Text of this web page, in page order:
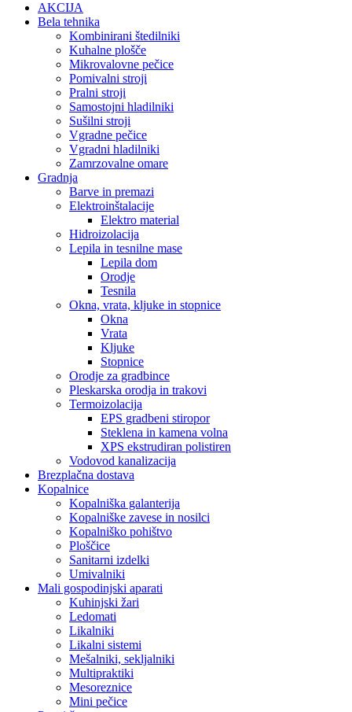
AKCIJA
Bela tehnika
Kombinirani štedilniki
Kuhalne plošče
Mikrovalovne pečice
Pomivalni stroji
Pralni stroji
Samostojni hladilniki
Sušilni stroji
Vgradne pečice
Vgradni hladilniki
Zamrzovalne omare
Gradnja
Barve in premazi
Elektroinštalacije
Elektro material
Hidroizolacija
Lepila in tesnilne mase
Lepila dom
Orodje
Tesnila
Okna, vrata, kljuke in stopnice
Okna
Vrata
Kljuke
Stopnice
Orodje za gradbince
Pleskarska orodja in trakovi
Termoizolacija
EPS gradbeni stiropor
Steklena in kamena volna
XPS ekstrudiran polistiren
Vodovod kanalizacija
Brezplačna dostava
Kopalnice
Kopalniška galanterija
Kopalniške zavese in nosilci
Kopalniško pohištvo
Ploščice
Sanitarni izdelki
Umivalniki
Mali gospodinjski aparati
Kuhinjski žari
Ledomati
Likalniki
Likalni sistemi
Mešalniki, sekljalniki
Multipraktiki
Mesoreznice
Mini pečice